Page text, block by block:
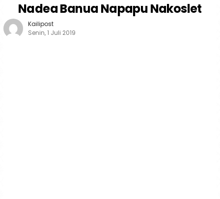
Nadea Banua Napapu Nakoslet
Kailipost
Senin, 1 Juli 2019